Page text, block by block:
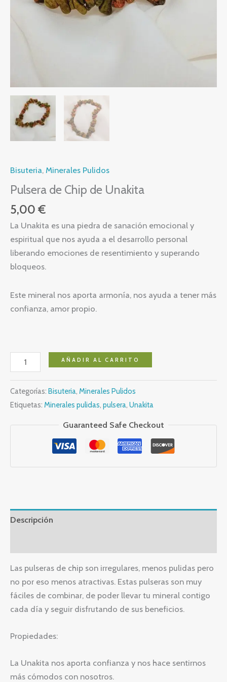
Bisuteria, Minerales Pulidos
Pulsera de Chip de Unakita
5,00 €
La Unakita es una piedra de sanación emocional y
espiritual que nos ayuda a el desarrollo personal
liberando emociones de resentimiento y superando
bloqueos.
Este mineral nos aporta armonía, nos ayuda a tener más
confianza, amor propio.
Pulsera
de
Chip
de
cantidad
AÑADIR AL CARRITO
Categorías: Bisuteria, Minerales Pulidos
Etiquetas: Minerales pulidas, pulsera, Unakita
Guaranteed Safe Checkout
Descripción
Las pulseras de chip son irregulares, menos pulidas pero
no por eso menos atractivas. Estas pulseras son muy
fáciles de combinar, de poder llevar tu mineral contigo
cada día y seguir disfrutando de sus beneficios.
Propiedades:
La Unakita nos aporta confianza y nos hace sentirnos
más cómodos con nosotros.